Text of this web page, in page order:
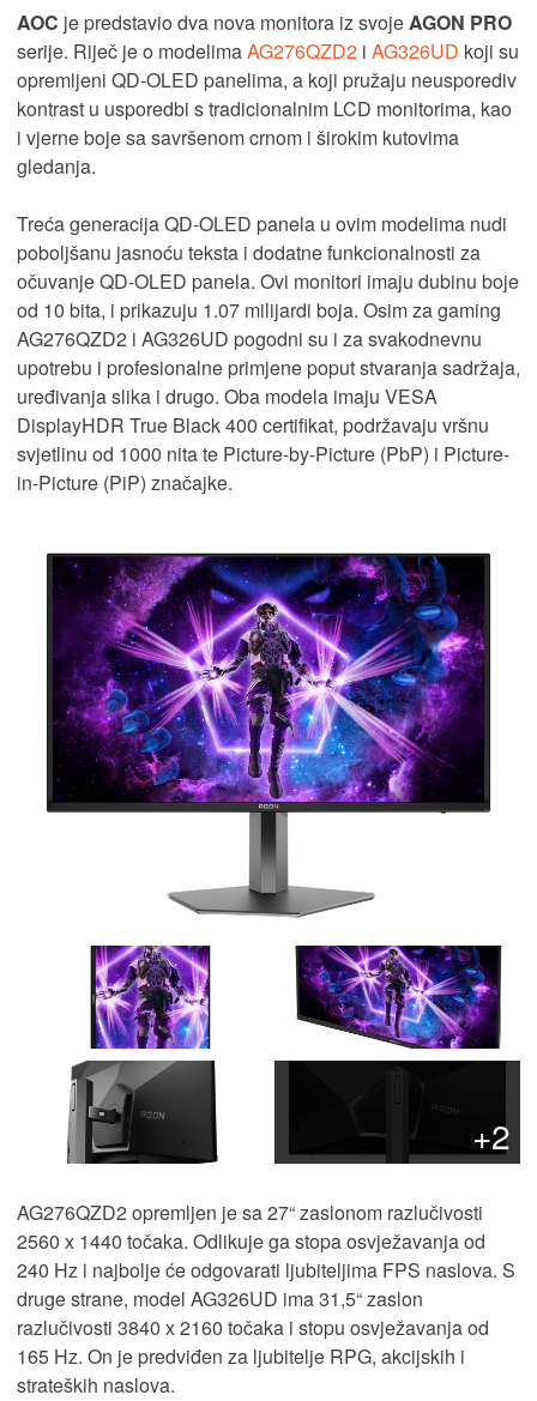
AOC je predstavio dva nova monitora iz svojeAGON PRO
serije. Riječ je o modelimaAG276QZD2 i AG326UD koji su
opremljeni QD-OLED panelima, a koji pružaju neusporediv
kontrast u usporedbi s tradicionalnim LCD monitorima, kao
i vjerne boje sa savršenom crnom i širokim kutovima
gledanja.
Treća generacija QD-OLED panela u ovim modelima nudi
poboljšanu jasnoću teksta i dodatne funkcionalnosti za
očuvanje QD-OLED panela. Ovi monitori imaju dubinu boje
od 10 bita, i prikazuju 1.07 milijardi boja. Osim za gaming
AG276QZD2 i AG326UD pogodni su i za svakodnevnu
upotrebu i profesionalne primjene poput stvaranja sadržaja,
uređivanja slika i drugo. Oba modela imaju VESA
DisplayHDR True Black 400 certifikat, podržavaju vršnu
svjetlinu od 1000 nita te Picture-by-Picture (PbP) i Picture-
in-Picture (PiP) značajke.
+2
AG276QZD2 opremljen je sa 27“ zaslonom razlučivosti
2560 x 1440 točaka. Odlikuje ga stopa osvježavanja od
240 Hz i najbolje će odgovarati ljubiteljima FPS naslova. S
druge strane, model AG326UD ima 31,5“ zaslon
razlučivosti 3840 x 2160 točaka i stopu osvježavanja od
165 Hz. On je predviđen za ljubitelje RPG, akcijskih i
strateških naslova.